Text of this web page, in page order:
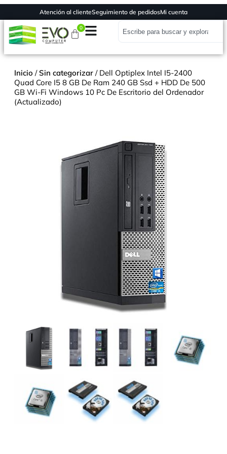
Atención al clienteSeguimiento de pedidosMi cuenta
0
Inicio /Sin categorizar / Dell Optiplex Intel I5-2400
Quad Core I5 8 GB De Ram 240 GB Ssd + HDD De 500
GB Wi-Fi Windows 10 Pc De Escritorio del Ordenador
(Actualizado)